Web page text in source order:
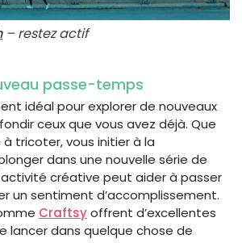
– restez actif
passe-temps
idéal pour explorer de nouveaux
ceux que vous avez déjà. Que
tricoter, vous initier à la
dans une nouvelle série de
activité créative peut aider à passer
un sentiment d’accomplissement.
Craftsyoffrent d’excellentes
lancer dans quelque chose de